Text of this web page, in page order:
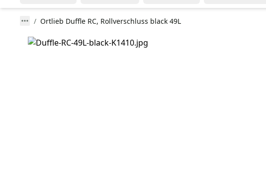
Ortlieb Duffle RC, Rollverschluss black 49L